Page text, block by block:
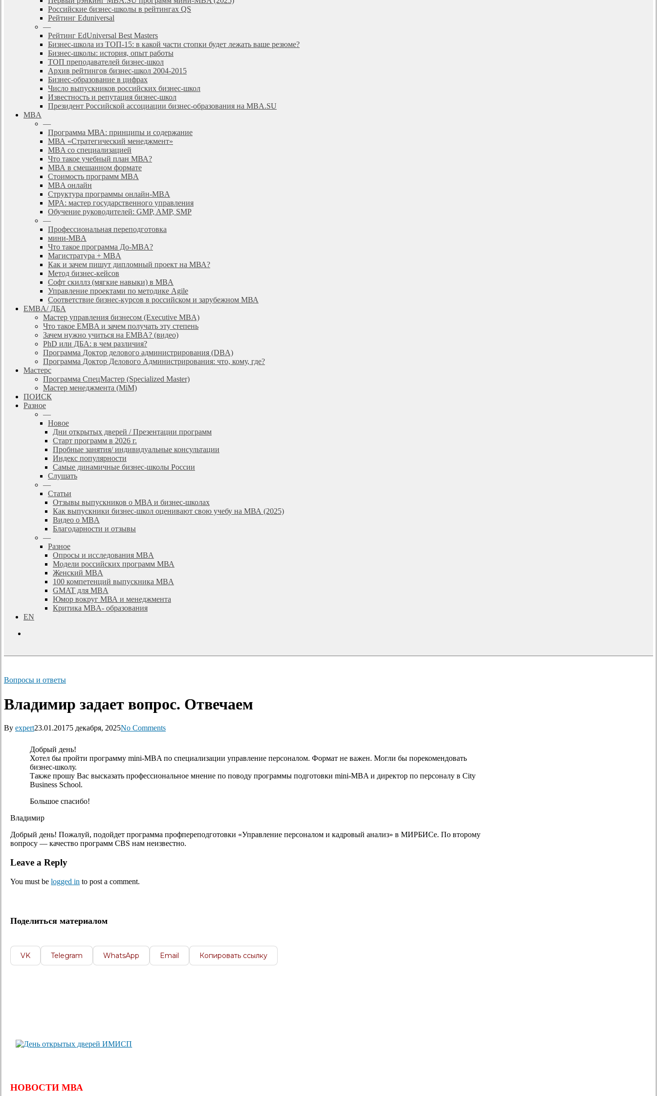
Российские бизнес-школы в рейтингах QS
Рейтинг Eduniversal
—
Рейтинг EdUniversal Best Masters
Бизнес-школа из ТОП-15: в какой части стопки будет лежать ваше резюме?
Бизнес-школы: история, опыт работы
ТОП преподавателей бизнес-школ
Архив рейтингов бизнес-школ 2004-2015
Бизнес-образование в цифрах
Число выпускников российских бизнес-школ
Известность и репутация бизнес-школ
Президент Российской ассоциации бизнес-образования на MBA.SU
MBA
—
Программа МВА: принципы и содержание
МВА «Cтратегический менеджмент»
MBA со специализацией
Что такое учебный план МВА?
МВА в смешанном формате
Стоимость программ MBA
MBA онлайн
Cтруктура программы онлайн-MBA
MPA: мастер государственного управления
Обучение руководителей: GMP, AMP, SMP
—
Профессиональная переподготовка
мини-MBA
Что такое программа До-MBA?
Магистратура + MBA
Как и зачем пишут дипломный проект на МВА?
Метод бизнес-кейсов
Софт скиллз (мягкие навыки) в MBA
Управление проектами по методике Agile
Соответствие бизнес-курсов в российском и зарубежном МВА
EMBA/ ДБA
Мастер управления бизнесом (Executive MBA)
Что такое EMBA и зачем получать эту степень
Зачем нужно учиться на EMBA? (видео)
PhD или ДБА: в чем различия?
Программа Доктор делового администрирования (DBА)
Программа Доктор Делового Администрирования: что, кому, где?
Мастерс
Программа СпецМастер (Specialized Master)
Мастер менеджмента (MiM)
ПОИСК
Разное
—
Новое
Дни открытых дверей / Презентации программ
Старт программ в 2026 г.
Пробные занятия/ индивидуальные консультации
Индекс популярности
Самые динамичные бизнес-школы России
Слушать
—
Статьи
Отзывы выпускников о MBA и бизнес-школах
Как выпускники бизнес-школ оценивают свою учебу на МВА (2025)
Видео о MBA
Благодарности и отзывы
—
Разное
Опросы и исследования MBA
Модели российских программ МВА
Женский MBA
100 компетенций выпускника MBA
GMAT для MBA
Юмор вокруг МВА и менеджмента
Критика MBA- образования
EN
Вопросы и ответы
Владимир задает вопрос. Отвечаем
By expert23.01.20175 декабря, 2025No Comments
Добрый день!
Хотел бы пройти программу mini-MBA по специализации управление персоналом. Формат не важен. Могли бы порекомендовать
бизнес-школу.
Также прошу Вас высказать профессиональное мнение по поводу программы подготовки mini-MBA и директор по персоналу в City
Business School.
Большое спасибо!
Владимир
Добрый день! Пожалуй, подойдет программа профпереподготовки «Управление персоналом и кадровый анализ» в МИРБИСе. По второму
вопросу — качество программ CBS нам неизвестно.
Leave a Reply
You must belogged in to post a comment.
Поделиться материалом
VK Telegram WhatsApp Email Копировать ссылку
НОВОСТИ МВА